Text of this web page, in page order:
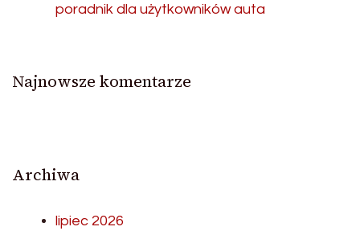
poradnik dla użytkowników auta
Najnowsze komentarze
Archiwa
lipiec 2026